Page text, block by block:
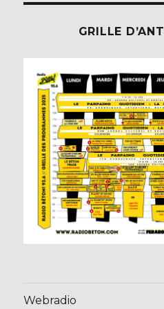
GRILLE
Webradio